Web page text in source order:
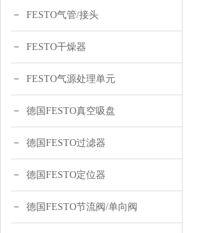
FESTO气管/接头
FESTO干燥器
FESTO气源处理单元
德国FESTO真空吸盘
德国FESTO过滤器
德国FESTO定位器
德国FESTO节流阀/单向阀